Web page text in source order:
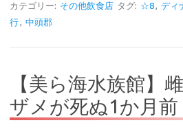
カテゴリー: その他飲食店 タグ: ☆8, ディ
行, 中頭郡
【美ら海水族館】
ザメが死ぬ1か月前